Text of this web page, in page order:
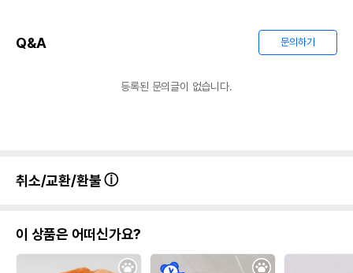
Q&A 문의하기
등록된 문의글이 없습니다.
취소/교환/환불
이 상품은 어떠신가요?